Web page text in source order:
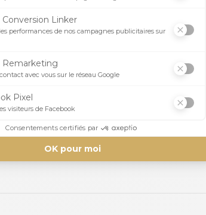
avis n'a été publié pour le moment.